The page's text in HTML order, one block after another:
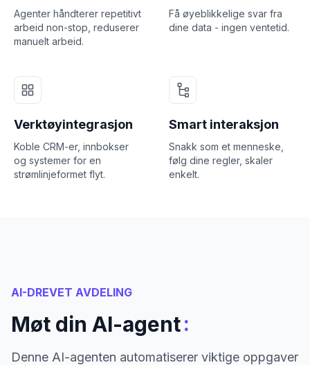
Agenter håndterer repetitivt
arbeid non-stop, reduserer
manuelt arbeid.
Få øyeblikkelige svar fra
dine data - ingen ventetid.
Verktøyintegrasjon
Koble CRM-er, innbokser
og systemer for en
strømlinjeformet flyt.
Smart interaksjon
Snakk som et menneske,
følg dine regler, skaler
enkelt.
AI-DREVET AVDELING
Møt din AI-agent:
Denne AI-agenten automatiserer viktige oppgaver